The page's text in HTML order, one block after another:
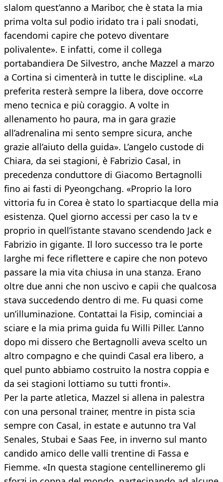
slalom quest’anno a Maribor, che è stata la mia
prima volta sul podio iridato tra i pali snodati,
facendomi capire che potevo diventare
polivalente». E infatti, come il collega
portabandiera De Silvestro, anche Mazzel a marzo
a Cortina si cimenterà in tutte le discipline. «La
preferita resterà sempre la libera, dove occorre
meno tecnica e più coraggio. A volte in
allenamento ho paura, ma in gara grazie
all’adrenalina mi sento sempre sicura, anche
grazie all’aiuto della guida». L’angelo custode di
Chiara, da sei stagioni, è Fabrizio Casal, in
precedenza conduttore di Giacomo Bertagnolli
fino ai fasti di Pyeongchang. «Proprio la loro
vittoria fu in Corea è stato lo spartiacque della mia
esistenza. Quel giorno accessi per caso la tv e
proprio in quell’istante stavano scendendo Jack e
Fabrizio in gigante. Il loro successo tra le porte
larghe mi fece riflettere e capire che non potevo
passare la mia vita chiusa in una stanza. Erano
oltre due anni che non uscivo e capii che qualcosa
stava succedendo dentro di me. Fu quasi come
un’illuminazione. Contattai la Fisip, cominciai a
sciare e la mia prima guida fu Willi Piller. L’anno
dopo mi dissero che Bertagnolli aveva scelto un
altro compagno e che quindi Casal era libero, a
quel punto abbiamo costruito la nostra coppia e
da sei stagioni lottiamo su tutti fronti».
Per la parte atletica, Mazzel si allena in palestra
con una personal trainer, mentre in pista scia
sempre con Casal, in estate e autunno tra Val
Senales, Stubai e Saas Fee, in inverno sul manto
candido amico delle valli trentine di Fassa e
Fiemme. «In questa stagione centellineremo gli